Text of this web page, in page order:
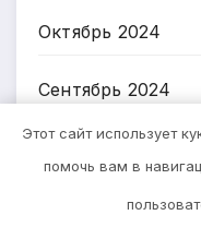
Октябрь 2024
Сентябрь 2024
Июль 2024
Этот сайт использует
помочь вам в